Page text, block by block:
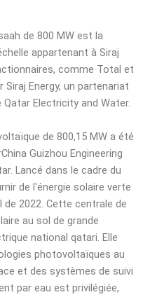
de 800 MW est la
appartenant à Siraj
comme Total et
Energy, un partenariat
Electricity and Water.
de 800,15 MW a été
Guizhou Engineering
Lancé dans le cadre du
de l'énergie solaire verte
2022. Cette centrale de
au sol de grande
national qatari. Elle
photovoltaïques au
et des systèmes de suivi
par eau est privilégiée,